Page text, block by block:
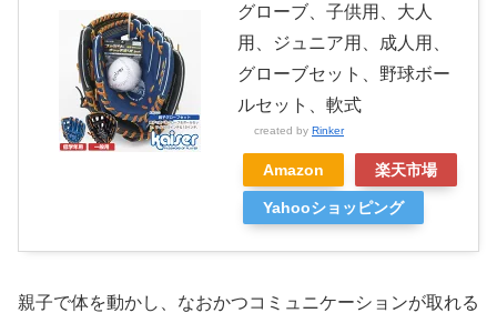
グローブ、子供用、大人
用、ジュニア用、成人用、
グローブセット、野球ボー
ルセット、軟式
created by Rinker
Amazon 楽天市場
Yahooショッピング
親子で体を動かし、なおかつコミュニケーションが取れる